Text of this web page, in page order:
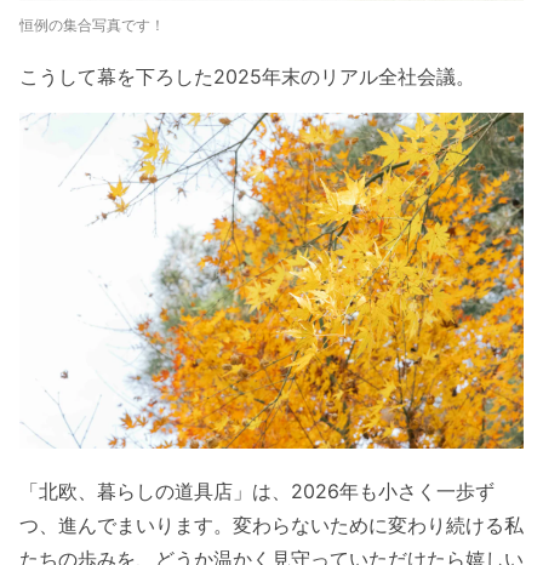
恒例の集合写真です！
こうして幕を下ろした2025年末のリアル全社会議。
「北欧、暮らしの道具店」は、2026年も小さく一歩ず
つ、進んでまいります。変わらないために変わり続ける私
たちの歩みを、どうか温かく見守っていただけたら嬉しい